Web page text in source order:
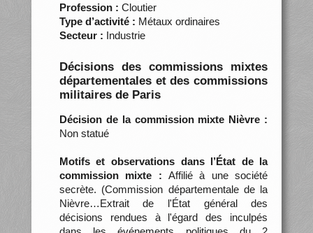
Profession : Cloutier
Type d’activité : Métaux ordinaires
Secteur : Industrie
Décisions des commissions mixtes
départementales et des commissions
militaires de Paris
Décision de la commission mixte Nièvre :
Non statué
Motifs et observations dans l’État de la
commission mixte : Affilié à une société
secrète. (Commission départementale de la
Nièvre…Extrait de l'État général des
décisions rendues à l'égard des inculpés